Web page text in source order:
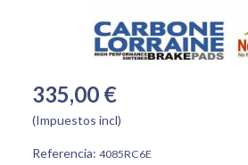
335,00 €
(Impuestos incl)
Referencia: 4085RC6E